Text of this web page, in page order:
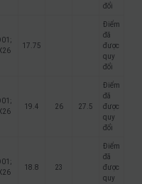
đổi
17.75
Điểm
đã
được
quy
đổi
19.4 26 27.5
Điểm
đã
được
quy
đổi
18.8 23
Điểm
đã
được
quy